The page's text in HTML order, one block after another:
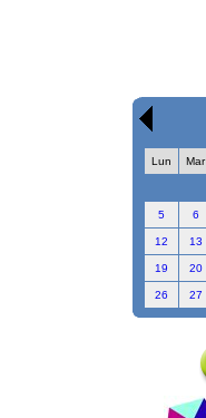
Lun Mar
5 6
12 13
19 20
26 27